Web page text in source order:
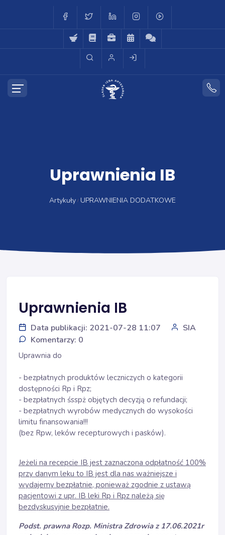
Uprawnienia IB
Artykuły UPRAWNIENIA DODATKOWE
Uprawnienia IB
Data publikacji: 2021-07-28 11:07
SIA
Komentarzy: 0
Uprawnia do
- bezpłatnych produktów leczniczych o kategorii
dostępności Rp i Rpz;
- bezpłatnych śsspż objętych decyzją o refundacji;
- bezpłatnych wyrobów medycznych do wysokości
limitu finansowania!!!
(bez Rpw, leków recepturowych i pasków).
Jeżeli na recepcie IB jest zaznaczona odpłatność 100%
przy danym leku to IB jest dla nas ważniejsze i
wydajemy bezpłatnie, ponieważ zgodnie z ustawą
pacjentowi z upr. IB leki Rp i Rpz należą się
bezdyskusyjnie bezpłatnie.
Podst. prawna Rozp. Ministra Zdrowia z 17.06.2021r